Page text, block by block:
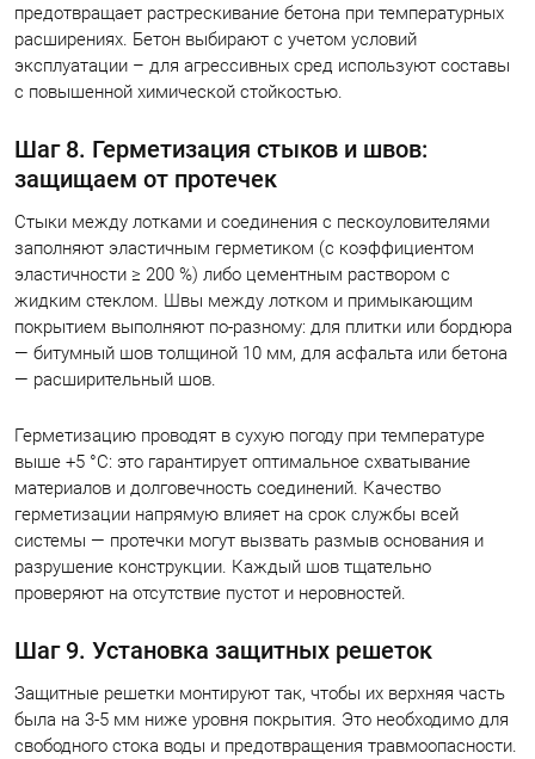
предотвращает растрескивание бетона при температурных
расширениях. Бетон выбирают с учетом условий
эксплуатации – для агрессивных сред используют составы
с повышенной химической стойкостью.
Шаг 8. Герметизация стыков и швов:
защищаем от протечек
Стыки между лотками и соединения с пескоуловителями
заполняют эластичным герметиком (с коэффициентом
эластичности ≥ 200 %) либо цементным раствором с
жидким стеклом. Швы между лотком и примыкающим
покрытием выполняют по‑разному: для плитки или бордюра
— битумный шов толщиной 10 мм, для асфальта или бетона
— расширительный шов.
Герметизацию проводят в сухую погоду при температуре
выше +5 °C: это гарантирует оптимальное схватывание
материалов и долговечность соединений. Качество
герметизации напрямую влияет на срок службы всей
системы — протечки могут вызвать размыв основания и
разрушение конструкции. Каждый шов тщательно
проверяют на отсутствие пустот и неровностей.
Шаг 9. Установка защитных решеток
Защитные решетки монтируют так, чтобы их верхняя часть
была на 3-5 мм ниже уровня покрытия. Это необходимо для
свободного стока воды и предотвращения травмоопасности.